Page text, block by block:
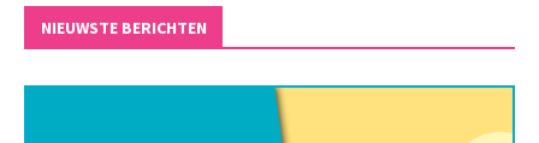
NIEUWSTE BERICHTEN